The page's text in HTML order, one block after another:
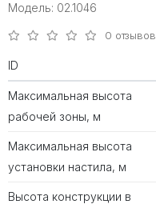
Модель: 02.1046
0 отзывов
ID
Максимальная высота
рабочей зоны, м
Максимальная высота
установки настила, м
Высота конструкции в